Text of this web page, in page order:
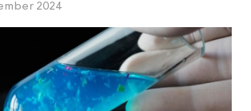
2024